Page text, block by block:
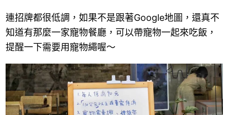
連招牌都很低調，如果不是跟著Google地圖，還真不
知道有那麼一家寵物餐廳，可以帶寵物一起來吃飯，
提醒一下需要用寵物繩喔～